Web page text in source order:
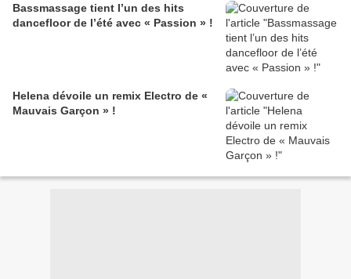
Bassmassage tient l’un des hits
dancefloor de l’été avec « Passion » !
Helena dévoile un remix Electro de «
Mauvais Garçon » !